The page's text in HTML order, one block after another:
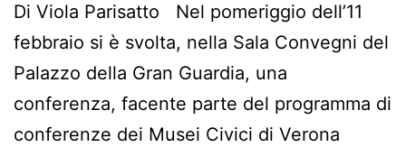
Di Viola Parisatto Nel pomeriggio dell’11
febbraio si è svolta, nella Sala Convegni del
Palazzo della Gran Guardia, una
conferenza, facente parte del programma di
conferenze dei Musei Civici di Verona